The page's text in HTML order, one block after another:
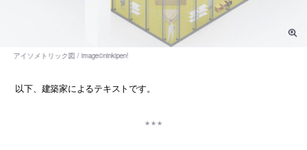
以下、建築家によるテキストです。